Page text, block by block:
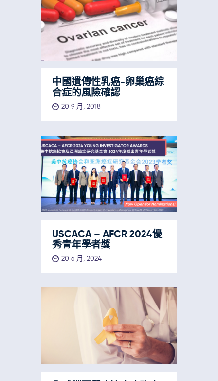
中國遺傳性乳癌-卵巢癌綜
合症的風險確認
20 9 月, 2018
USCACA – AFCR 2024優
秀青年學者獎
20 6 月, 2024